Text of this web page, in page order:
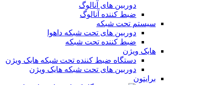
دوربین های آنالوگ
ضبط کننده آنالوگ
سیستم تحت شبکه
دوربین های تحت شبکه داهوا
ضبط کننده تحت شبکه
هایک ویژن
دستگاه ضبط کننده تحت شبکه هایک ویژن
دوربین های تحت شبکه هایک ویژن
برایتون